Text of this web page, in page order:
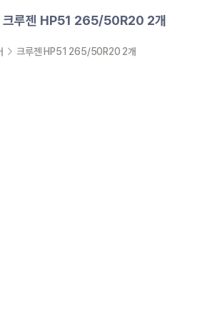
크루젠 HP51 265/50R20 2개
크루젠 HP51 265/50R20 2개